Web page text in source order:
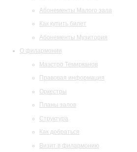
Абонементы Малого зала
Как купить билет
Абонементы Музитория
О филармонии
Маэстро Темирканов
Правовая информация
Оркестры
Планы залов
Структура
Как добраться
Визит в филармонию